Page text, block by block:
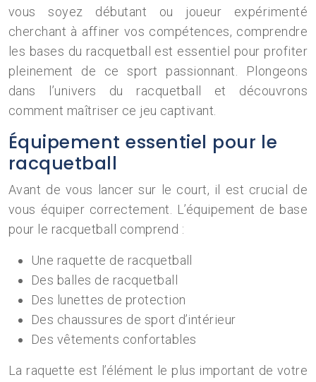
vous soyez débutant ou joueur expérimenté
cherchant à affiner vos compétences, comprendre
les bases du racquetball est essentiel pour profiter
pleinement de ce sport passionnant. Plongeons
dans l’univers du racquetball et découvrons
comment maîtriser ce jeu captivant.
Équipement essentiel pour le
racquetball
Avant de vous lancer sur le court, il est crucial de
vous équiper correctement. L’équipement de base
pour le racquetball comprend :
Une raquette de racquetball
Des balles de racquetball
Des lunettes de protection
Des chaussures de sport d’intérieur
Des vêtements confortables
La raquette est l’élément le plus important de votre